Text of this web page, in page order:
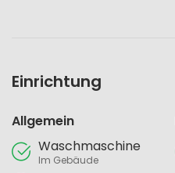
Einrichtung
Allgemein
Waschmaschine
Im Gebäude